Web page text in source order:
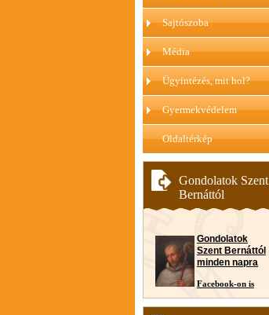
Sajtószoba
Média
Ügyintézés, mit hol?
Gyermekvédelem
Oldaltérkép
Gondolatok Szent
Bernáttól
Gondolatok
Szent Bernáttól
minden napra
Facebook-on is